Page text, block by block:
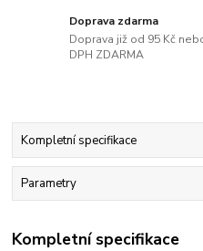
Doprava zdarma
Doprava již od 95 Kč
DPH ZDARMA
Kompletní specifikace
Parametry
Kompletní specifikace